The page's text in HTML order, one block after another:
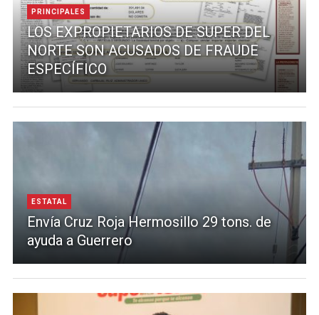
PRINCIPALES
LOS EXPROPIETARIOS DE SUPER DEL
NORTE SON ACUSADOS DE FRAUDE
ESPECÍFICO
ESTATAL
Envía Cruz Roja Hermosillo 29 tons. de
ayuda a Guerrero